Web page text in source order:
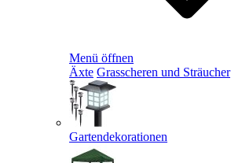
Menü öffnen
Äxte Grasscheren und Sträucher
Gartendekorationen